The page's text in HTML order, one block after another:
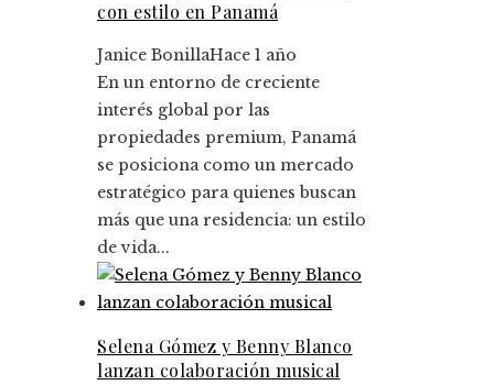
con estilo en Panamá
Janice BonillaHace 1 año
En un entorno de creciente
interés global por las
propiedades premium, Panamá
se posiciona como un mercado
estratégico para quienes buscan
más que una residencia: un estilo
de vida...
Selena Gómez y Benny Blanco
lanzan colaboración musical